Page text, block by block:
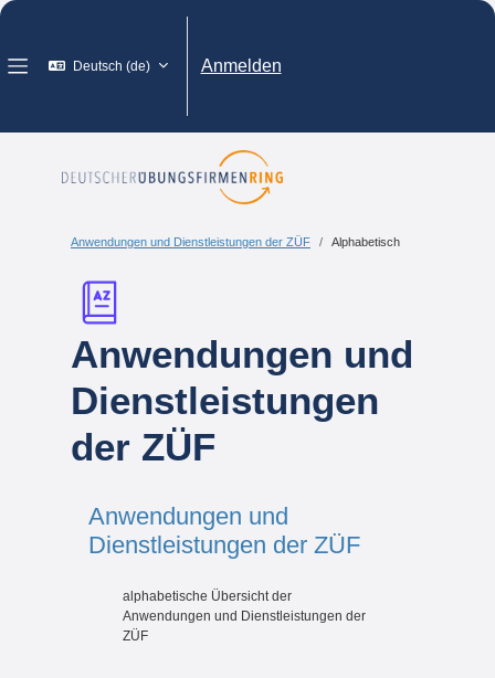
Zum Hauptinhalt
Deutsch ‎(de)‎ Anmelden
Anwendungen und Dienstleistungen der ZÜF Alphabetisch
Anwendungen und
Dienstleistungen
der ZÜF
Anwendungen und
Dienstleistungen der ZÜF
alphabetische Übersicht der
Anwendungen und Dienstleistungen der
ZÜF